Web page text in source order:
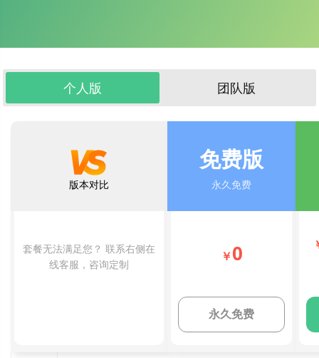
个人版 团队版
版本对比
套餐无法满足您？ 联系右侧在
线客服，咨询定制
免费版
永久免费
￥0
永久免费